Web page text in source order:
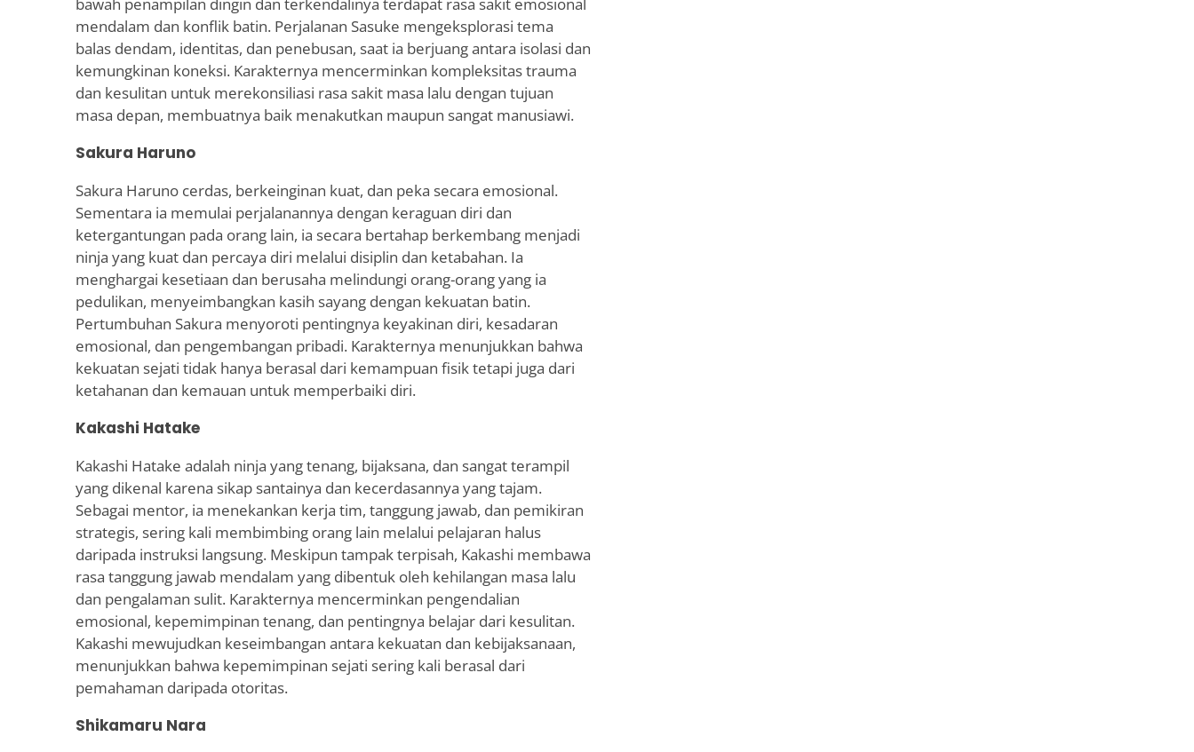
bawah penampilan dingin dan terkendalinya terdapat rasa sakit emosional
mendalam dan konflik batin. Perjalanan Sasuke mengeksplorasi tema
balas dendam, identitas, dan penebusan, saat ia berjuang antara isolasi dan
kemungkinan koneksi. Karakternya mencerminkan kompleksitas trauma
dan kesulitan untuk merekonsiliasi rasa sakit masa lalu dengan tujuan
masa depan, membuatnya baik menakutkan maupun sangat manusiawi.
Sakura Haruno
Sakura Haruno cerdas, berkeinginan kuat, dan peka secara emosional.
Sementara ia memulai perjalanannya dengan keraguan diri dan
ketergantungan pada orang lain, ia secara bertahap berkembang menjadi
ninja yang kuat dan percaya diri melalui disiplin dan ketabahan. Ia
menghargai kesetiaan dan berusaha melindungi orang-orang yang ia
pedulikan, menyeimbangkan kasih sayang dengan kekuatan batin.
Pertumbuhan Sakura menyoroti pentingnya keyakinan diri, kesadaran
emosional, dan pengembangan pribadi. Karakternya menunjukkan bahwa
kekuatan sejati tidak hanya berasal dari kemampuan fisik tetapi juga dari
ketahanan dan kemauan untuk memperbaiki diri.
Kakashi Hatake
Kakashi Hatake adalah ninja yang tenang, bijaksana, dan sangat terampil
yang dikenal karena sikap santainya dan kecerdasannya yang tajam.
Sebagai mentor, ia menekankan kerja tim, tanggung jawab, dan pemikiran
strategis, sering kali membimbing orang lain melalui pelajaran halus
daripada instruksi langsung. Meskipun tampak terpisah, Kakashi membawa
rasa tanggung jawab mendalam yang dibentuk oleh kehilangan masa lalu
dan pengalaman sulit. Karakternya mencerminkan pengendalian
emosional, kepemimpinan tenang, dan pentingnya belajar dari kesulitan.
Kakashi mewujudkan keseimbangan antara kekuatan dan kebijaksanaan,
menunjukkan bahwa kepemimpinan sejati sering kali berasal dari
pemahaman daripada otoritas.
Shikamaru Nara